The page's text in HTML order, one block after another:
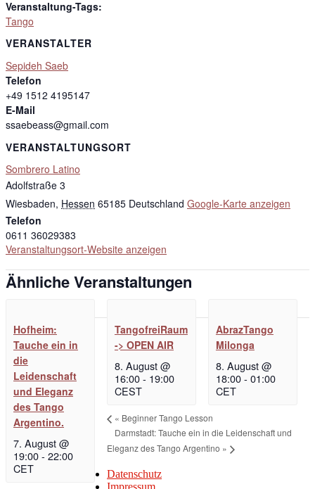
Veranstaltung-Tags:
Tango
VERANSTALTER
Sepideh Saeb
Telefon
+49 1512 4195147
E-Mail
ssaebeass@gmail.com
VERANSTALTUNGSORT
Sombrero Latino
Adolfstraße 3
Wiesbaden, Hessen 65185 Deutschland Google-Karte anzeigen
Telefon
0611 36029383
Veranstaltungsort-Website anzeigen
Ähnliche Veranstaltungen
Hofheim:
Tauche ein in
die
Leidenschaft
und Eleganz
des Tango
Argentino.
7. August @
19:00- 22:00
CET
TangofreiRaum
-> OPEN AIR
8. August @
16:00- 19:00
CEST
AbrazTango
Milonga
8. August @
18:00- 01:00
CET
« Beginner Tango Lesson
Darmstadt: Tauche ein in die Leidenschaft und
Eleganz des Tango Argentino »
Datenschutz
Impressum